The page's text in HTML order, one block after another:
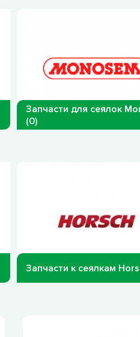
Запчасти для сеялок
(0)
Запчасти к сеялкам